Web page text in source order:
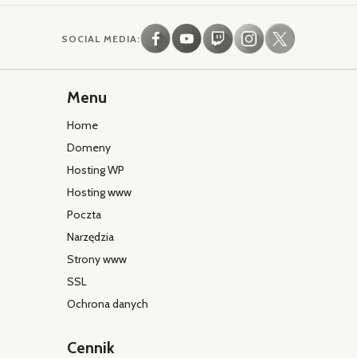
SOCIAL MEDIA:
Menu
Home
Domeny
Hosting WP
Hosting www
Poczta
Narzędzia
Strony www
SSL
Ochrona danych
Cennik